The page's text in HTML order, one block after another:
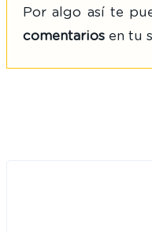
Por algo así te
comentarios en tu